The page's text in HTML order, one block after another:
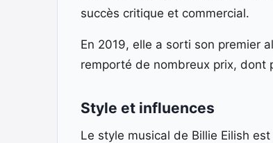
succès critique et commercial.
En 2019, elle a sorti son premier
remporté de nombreux prix, dont
Style et influences
Le style musical de Billie Eilish